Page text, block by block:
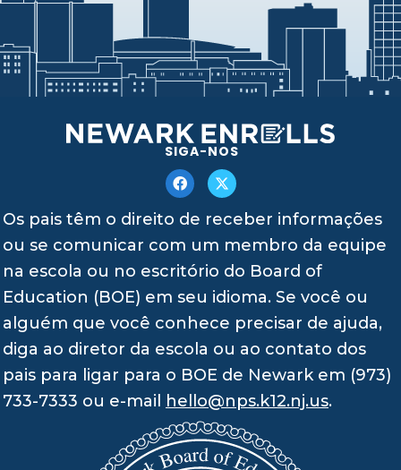
SIGA-NOS
Os pais têm o direito de receber informações
ou se comunicar com um membro da equipe
na escola ou no escritório do Board of
Education (BOE) em seu idioma. Se você ou
alguém que você conhece precisar de ajuda,
diga ao diretor da escola ou ao contato dos
pais para ligar para o BOE de Newark em (973)
733-7333 ou e-mail
hello@nps.k12.nj.us.